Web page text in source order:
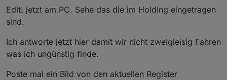
modbus.1	2021-02-13 13:04:14.978	info
modbus.1	2021-02-13 13:04:14.978
modbus.1	2021-02-13 13:04:14.874
modbus.1	2021-02-13 13:04:14.694
Danke! (deine Register 1:1 bei mir eingetragen)
Edit: jetzt am PC. Sehe das die im Holding eingetragen
sind.
Ich antworte jetzt hier damit wir nicht zweigleisig Fahren
was ich ungünstig finde.
Poste mal ein Bild von den aktuellen Register